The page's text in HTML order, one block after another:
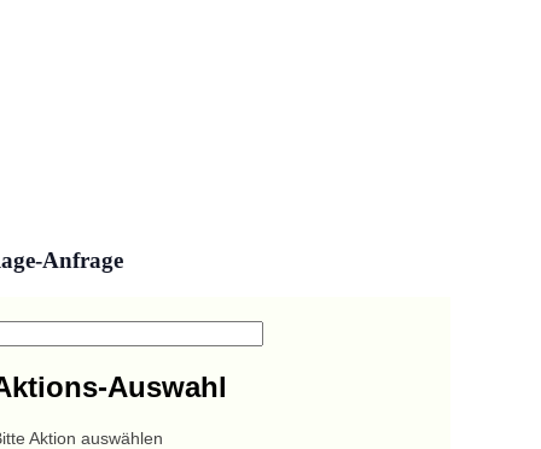
Anfrage
Auswahl
Aktion auswählen